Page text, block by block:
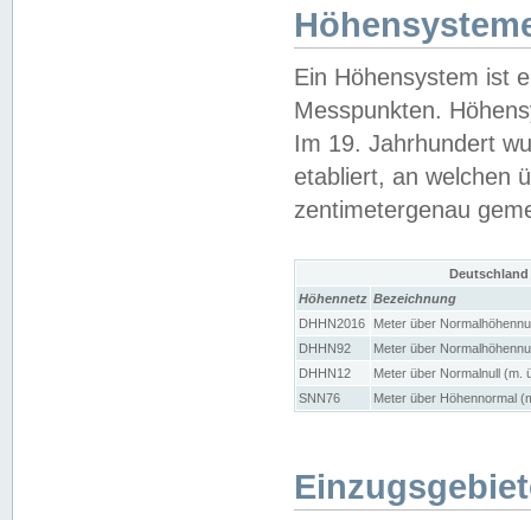
Ein Höhensystem ist
Messpunkten.
Im 19. Jahrhundert
etabliert, an welchen
zentimetergenau
Höhennetz Bezeichnung
DHHN2016
Meter über
DHHN92
Meter über
DHHN12
Meter über Normalnull (m.
SNN76
Meter über Höhennormal